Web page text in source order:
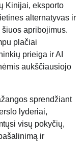
Kinijai, eksporto
alternatyvas ir
apribojimus.
plačiai
prieiga ir AI
aukščiausiojo
sprendžiant
lyderiai,
visų pokyčių,
ir